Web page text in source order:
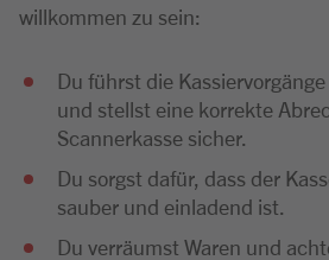
willkommen zu sein:
Du führst die
und stellst eine korrekte
Scannerkasse sicher.
Du sorgst dafür, dass der
sauber und einladend ist.
Du verräumst Waren und